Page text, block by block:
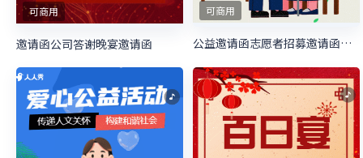
可商用
邀请函公司答谢晚宴邀请函
可商用
公益邀请函志愿者招募邀请函慈善活动邀请函